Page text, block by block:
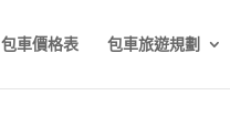
包車價格表 包車旅遊規劃